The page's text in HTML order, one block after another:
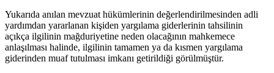
Yukarıda anılan mevzuat hükümlerinin değerlendirilmesinden adli
yardımdan yararlanan kişiden yargılama giderlerinin tahsilinin
açıkça ilgilinin mağduriyetine neden olacağının mahkemece
anlaşılması halinde, ilgilinin tamamen ya da kısmen yargılama
giderinden muaf tutulması imkanı getirildiği görülmüştür.